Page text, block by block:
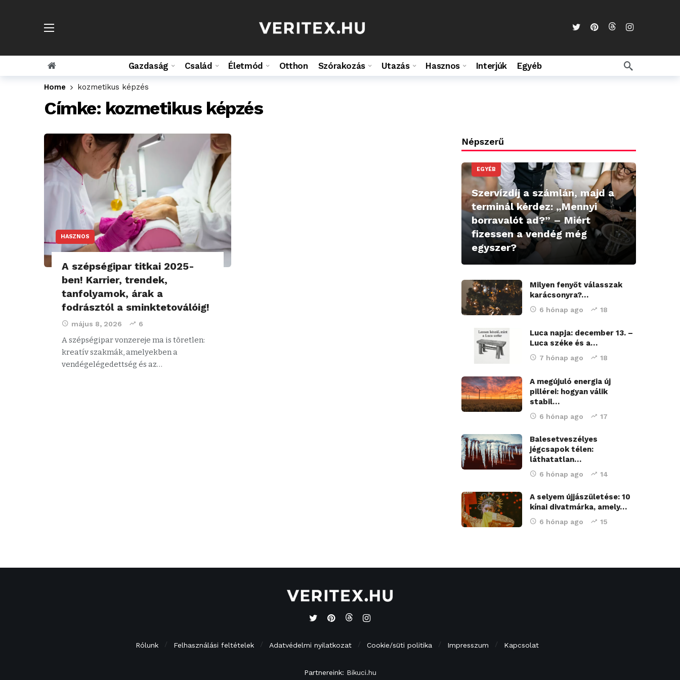
Gazdaság Család Életmód Otthon Szórakozás Utazás Hasznos Interjúk Egyéb
Home kozmetikus képzés
Címke: kozmetikus képzés
HASZNOS
A szépségipar titkai 2025-
ben! Karrier, trendek,
tanfolyamok, árak a
fodrásztól a sminktetoválóig!
május 8, 2026 6
A szépségipar vonzereje ma is töretlen:
kreatív szakmák, amelyekben a
vendégelégedettség és az…
Népszerű
EGYÉB
Szervízdíj a számlán, majd a
terminál kérdez: „Mennyi
borravalót ad?” – Miért
fizessen a vendég még
egyszer?
Milyen fenyőt válasszak
karácsonyra?…
6 hónap ago 18
Luca napja: december 13. –
Luca széke és a…
7 hónap ago 18
A megújuló energia új
pillérei: hogyan válik
stabil…
6 hónap ago 17
Balesetveszélyes
jégcsapok télen:
láthatatlan…
6 hónap ago 14
A selyem újjászületése: 10
kínai divatmárka, amely…
6 hónap ago 15
Rólunk Felhasználási feltételek Adatvédelmi nyilatkozat Cookie/süti politika Impresszum Kapcsolat
Partnereink: Bikuci.hu